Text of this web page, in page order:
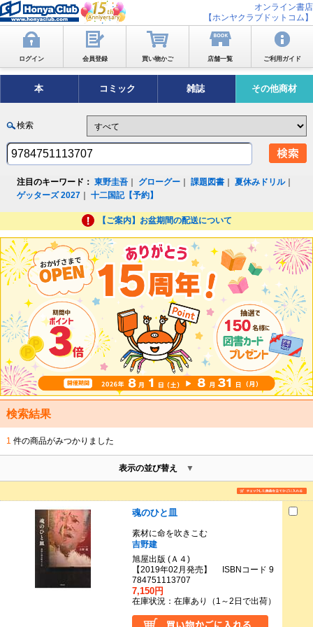
オンライン書店
【ホンヤクラブドットコム】
ログイン 会員登録 買い物かご 店舗一覧 ご利用ガイド
本 コミック 雑誌 その他商材
検索
注目のキーワード： 東野圭吾 グローグー ｜課題図書 ｜夏休みドリル｜
ゲッターズ 2027 ｜十二国記【予約】
【ご案内】お盆期間の配送について
検索結果
1 件の商品がみつかりました
表示の並び替え
魂のひと皿
素材に命を吹きこむ
吉野建
旭屋出版 (Ａ４)
【2019年02月発売】 ISBNコード 9
784751113707
7,150円
在庫状況：在庫あり（1～2日で出荷）